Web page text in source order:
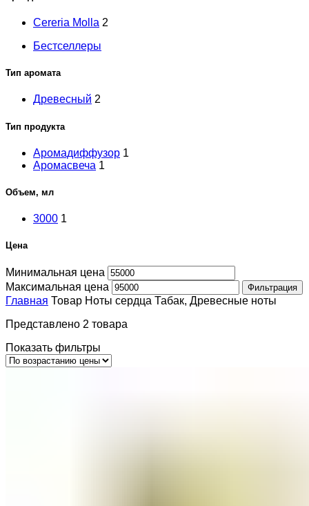
Cereria Molla 2
Бестселлеры
Тип аромата
Древесный 2
Тип продукта
Аромадиффузор 1
Аромасвеча 1
Объем, мл
3000 1
Цена
Минимальная цена
Максимальная цена
Фильтрация
Главная Товар Ноты сердца Табак, Древесные ноты
Представлено 2 товара
Показать фильтры